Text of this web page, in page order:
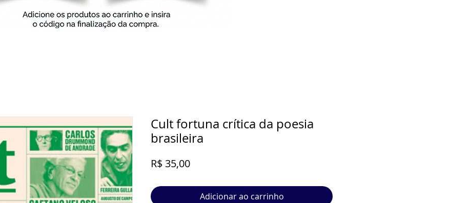
Cult fortuna crítica da poesia
brasileira
R$ 35,00Preço
Adicionar ao carrinho